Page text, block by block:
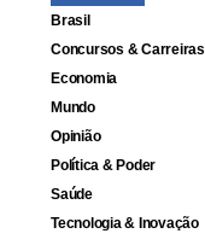
Brasil
Concursos & Carreiras
Economia
Mundo
Opinião
Política & Poder
Saúde
Tecnologia & Inovação